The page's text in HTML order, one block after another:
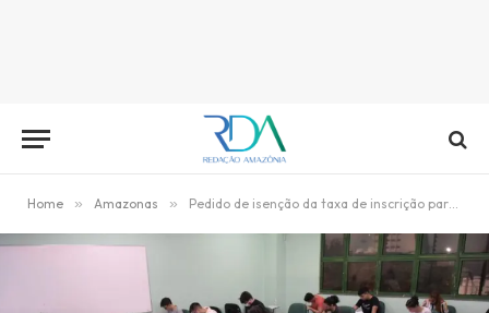
Home » Amazonas » Pedido de isenção da taxa de inscrição para vestibular e SIS da UEA termina sexta